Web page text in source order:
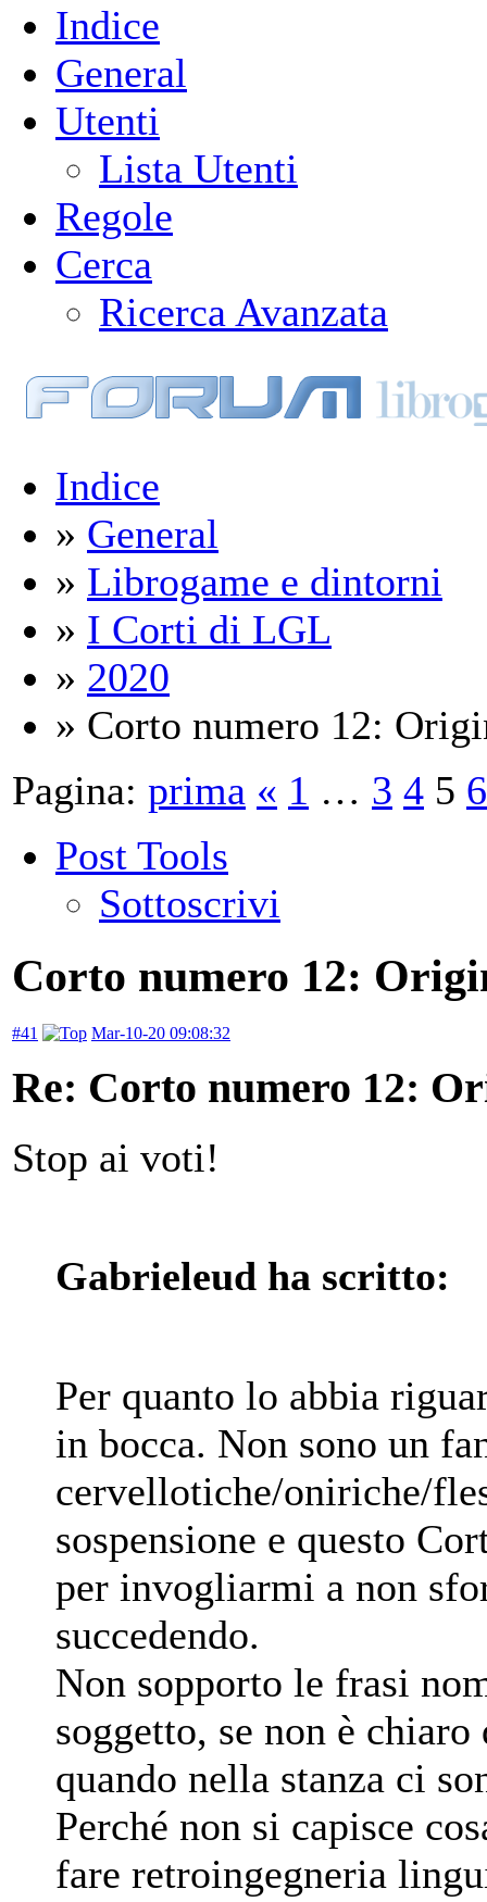
Indice
General
Utenti
Lista Utenti
Regole
Cerca
Ricerca Avanzata
Indice
» General
» Librogame e dintorni
» I Corti di LGL
» 2020
» Corto numero 12:
Pagina: prima « 1 … 3 4 5 6
Post Tools
Sottoscrivi
Corto numero 12:
#41 Mar-10-20 09:08:32
Re: Corto numero 12:
Stop ai voti!
Gabrieleud ha scritto:
Per quanto lo abbia
in bocca. Non sono un
cervellotiche/oniriche/
sospensione e questo
per invogliarmi a non
succedendo.
Non sopporto le frasi
soggetto, se non è
quando nella stanza ci
Perché non si capisce
fare retroingegneria